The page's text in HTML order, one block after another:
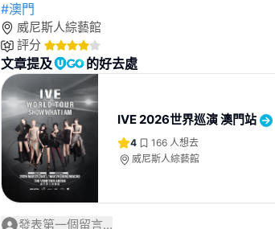
#澳門
威尼斯人綜藝館
評分
文章提及 的好去處
IVE 2026世界巡演 澳門站
4 166 人想去
威尼斯人綜藝館
發表第一個留言...